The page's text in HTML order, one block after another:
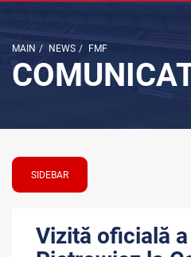
MAIN / NEWS / FMF
SIDEBAR
Vizită oficială